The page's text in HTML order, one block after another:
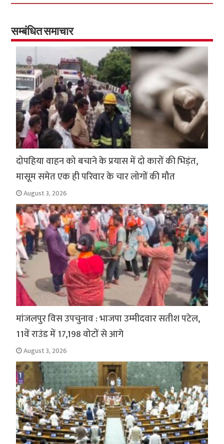
o
o
k
er sA
p
p
सम्बंधित समाचार
दोपहिया वाहन को बचाने के प्रयास में दो कारों की भिड़ंत,
मासूम समेत एक ही परिवार के चार लोगों की मौत
August 3, 2026
मांजलपुर विस उपचुनाव : भाजपा उम्मीदवार सतीश पटेल,
11वें राउंड में 17,198 वोटों से आगे
August 3, 2026